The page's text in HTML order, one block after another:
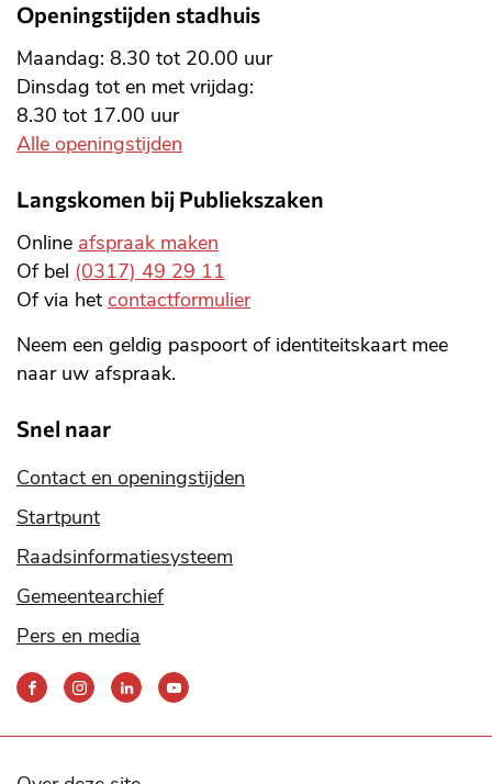
Openingstijden stadhuis
Maandag: 8.30 tot 20.00 uur
Dinsdag tot en met vrijdag:
8.30 tot 17.00 uur
Alle openingstijden
Langskomen bij Publiekszaken
Online afspraak maken
Of bel (0317) 49 29 11
Of via het contactformulier
Neem een geldig paspoort of identiteitskaart mee
naar uw afspraak.
Snel naar
Contact en openingstijden
Startpunt
Raadsinformatiesysteem
Gemeentearchief
Pers en media
Bereik
ons